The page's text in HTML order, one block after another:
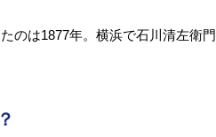
のは1877年。横浜で石川清左衛